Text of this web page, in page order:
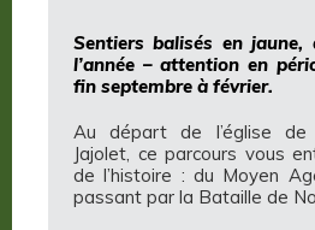
Sentiers balisés en jaune,
l’année – attention en
fin septembre à février.
Au départ de l’église de
Jajolet, ce parcours vous
de l’histoire : du Moyen
passant par la Bataille de